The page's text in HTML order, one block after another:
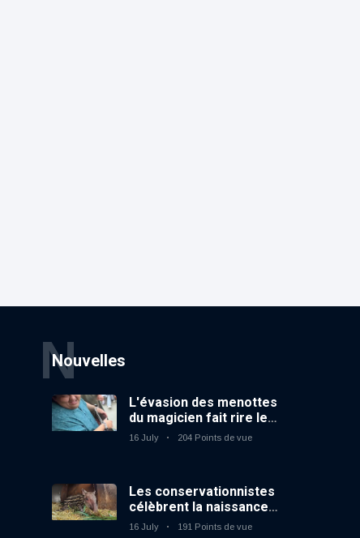
Nouvelles
N
L'évasion des menottes
du magicien fait rire le
public
16 July 204 Points de vue
Les conservationnistes
célèbrent la naissance
du premier tapir
16 July 191 Points de vue